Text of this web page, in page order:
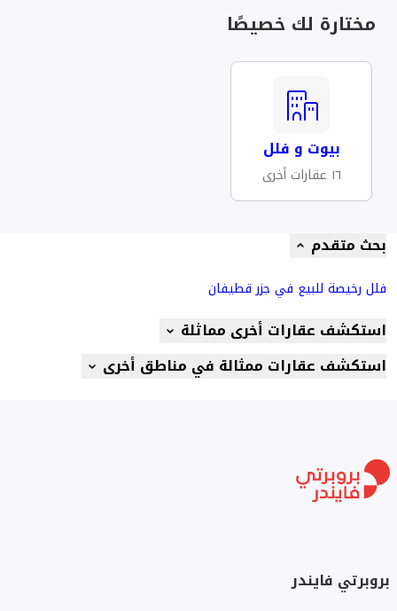
مختارة لك خصيصًا
بيوت و فلل
١٦ عقارات أخرى
بحث متقدم
فلل رخيصة للبيع في جزر قطيفان
استكشف عقارات أخرى مماثلة
استكشف عقارات ممثالة في مناطق أخرى
بروبرتي فايندر